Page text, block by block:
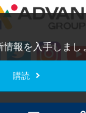
報を入手しまし
購読